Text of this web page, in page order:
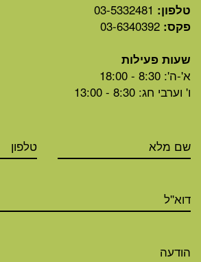
טלפון: 03-5332481
פקס: 03-6340392
שעות פעילות
א'-ה': 8:30 - 18:00
ו' וערבי חג: 8:30 - 13:00